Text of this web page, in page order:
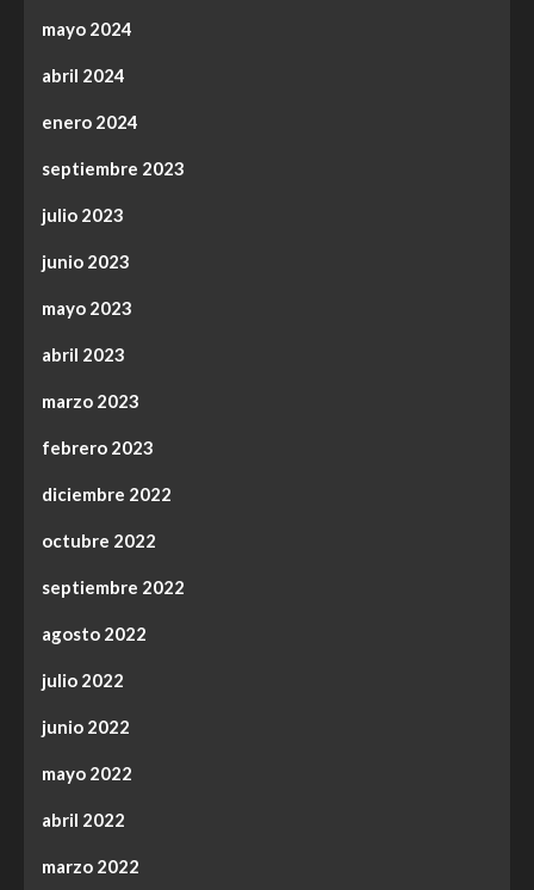
mayo 2024
abril 2024
enero 2024
septiembre 2023
julio 2023
junio 2023
mayo 2023
abril 2023
marzo 2023
febrero 2023
diciembre 2022
octubre 2022
septiembre 2022
agosto 2022
julio 2022
junio 2022
mayo 2022
abril 2022
marzo 2022